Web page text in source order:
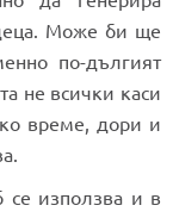
Може би ще
по-дългият
не всички каси
време, дори и
се използва и в